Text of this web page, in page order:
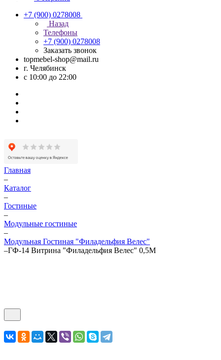
+7 (900) 0278008
Назад
Телефоны
+7 (900) 0278008
Заказать звонок
topmebel-shop@mail.ru
г. Челябинск
с 10:00 до 22:00
Главная
–
Каталог
–
Гостиные
–
Модульные гостиные
–
Модульная Гостиная "Филадельфия Велес"
–ГФ-14 Витрина "Филадельфия Велес" 0,5М